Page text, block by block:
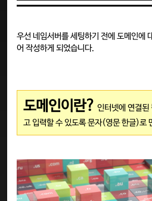
우선 네임서버를 세팅하기 전에 도메인에
어 작성하게 되었습니다.
도메인이란? 인터넷에 연결된
고 입력할 수 있도록 문자(영문 한글)로